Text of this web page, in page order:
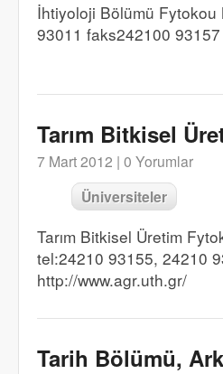
İhtiyoloji Bölümü
93011 faks242100
Tarım Bitkisel
7 Mart 2012 | 0 Yorumlar
Üniversiteler
Tarım Bitkisel Üretim
tel:24210 93155, 24210
http://www.agr.uth.gr/
Tarih Bölümü,